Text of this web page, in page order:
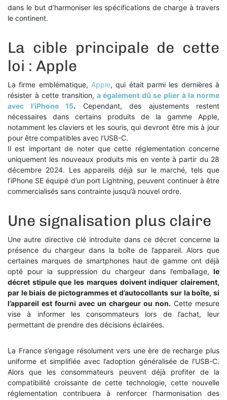
dans le but d’harmoniser les spécifications de charge à travers
le continent.
La cible principale de cette
loi : Apple
La firme emblématique, Apple, qui était parmi les dernières à
résister à cette transition, a également dû se plier à la norme
avec l’iPhone 15. Cependant, des ajustements restent
nécessaires dans certains produits de la gamme Apple,
notamment les claviers et les souris, qui devront être mis à jour
pour être compatibles avec l’USB-C.
Il est important de noter que cette réglementation concerne
uniquement les nouveaux produits mis en vente à partir du 28
décembre 2024. Les appareils déjà sur le marché, tels que
l’iPhone SE équipé d’un port Lightning, peuvent continuer à être
commercialisés sans contrainte jusqu’à nouvel ordre.
Une signalisation plus claire
Une autre directive clé introduite dans ce décret concerne la
présence du chargeur dans la boîte de l’appareil. Alors que
certaines marques de smartphones haut de gamme ont déjà
opté pour la suppression du chargeur dans l’emballage, le
décret stipule que les marques doivent indiquer clairement,
par le biais de pictogrammes et d’autocollants sur la boîte, si
l’appareil est fourni avec un chargeur ou non. Cette mesure
vise à informer les consommateurs lors de l’achat, leur
permettant de prendre des décisions éclairées.
La France s’engage résolument vers une ère de recharge plus
uniforme et simplifiée avec l’adoption généralisée de l’USB-C.
Alors que les consommateurs peuvent déjà profiter de la
compatibilité croissante de cette technologie, cette nouvelle
réglementation contribuera à renforcer l’harmonisation des